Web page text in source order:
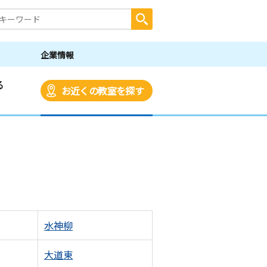
企業情報
お近くの教室を探す
水神柳
大道東